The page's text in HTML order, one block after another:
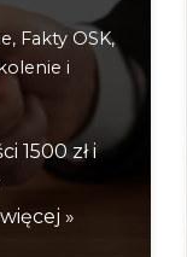
, Fakty OSK,
i
1500 zł i
»